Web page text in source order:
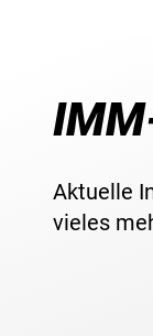
Aktuelle
vieles